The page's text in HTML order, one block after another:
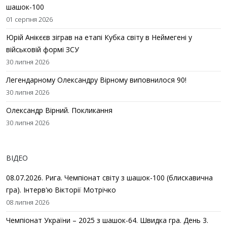
шашок-100
01 серпня 2026
Юрій Анікєєв зіграв на етапі Кубка світу в Неймегені у
військовій формі ЗСУ
30 липня 2026
Легендарному Олександру Вірному виповнилося 90!
30 липня 2026
Олександр Вірний. Покликання
30 липня 2026
ВІДЕО
08.07.2026. Рига. Чемпіонат світу з шашок-100 (блискавична
гра). Інтерв'ю Вікторії Мотрічко
08 липня 2026
Чемпіонат України – 2025 з шашок-64. Швидка гра. День 3.